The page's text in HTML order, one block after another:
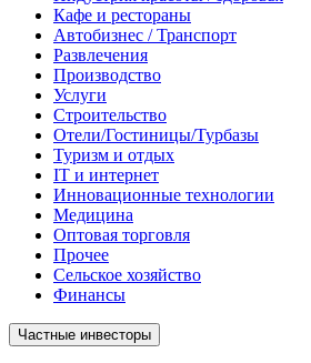
Кафе и рестораны
Автобизнес / Транспорт
Развлечения
Производство
Услуги
Строительство
Отели/Гостиницы/Турбазы
Туризм и отдых
IT и интернет
Инновационные технологии
Медицина
Оптовая торговля
Прочее
Сельское хозяйство
Финансы
Частные инвесторы